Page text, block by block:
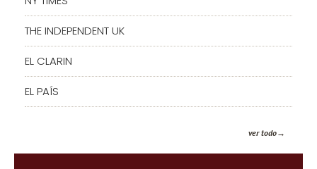
THE INDEPENDENT UK
EL CLARIN
EL PAÍS
ver todo